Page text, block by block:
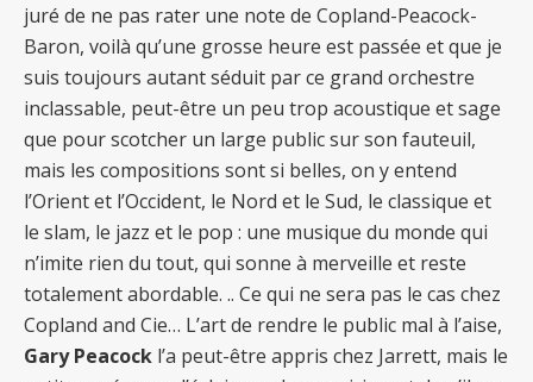
juré de ne pas rater une note de Copland-Peacock-
Baron, voilà qu’une grosse heure est passée et que je
suis toujours autant séduit par ce grand orchestre
inclassable, peut-être un peu trop acoustique et sage
que pour scotcher un large public sur son fauteuil,
mais les compositions sont si belles, on y entend
l’Orient et l’Occident, le Nord et le Sud, le classique et
le slam, le jazz et le pop : une musique du monde qui
n’imite rien du tout, qui sonne à merveille et reste
totalement abordable. .. Ce qui ne sera pas le cas chez
Copland and Cie… L’art de rendre le public mal à l’aise,
Gary Peacock l’a peut-être appris chez Jarrett, mais le